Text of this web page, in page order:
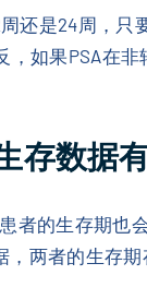
还是24周，
如果PSA在
存数据
者的生存期也
，两者的生存期